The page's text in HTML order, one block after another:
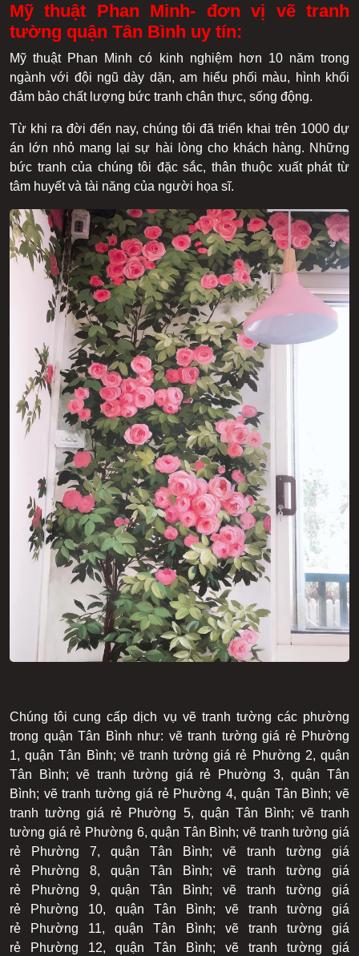
Mỹ thuật Phan Minh- đơn vị vẽ tranh
tường quận Tân Bình uy tín:
Mỹ thuật Phan Minh có kinh nghiệm hơn 10 năm trong
ngành với đội ngũ dày dặn, am hiểu phối màu, hình khối
đảm bảo chất lượng bức tranh chân thực, sống động.
Từ khi ra đời đến nay, chúng tôi đã triển khai trên 1000 dự
án lớn nhỏ mang lại sự hài lòng cho khách hàng. Những
bức tranh của chúng tôi đặc sắc, thân thuộc xuất phát từ
tâm huyết và tài năng của người họa sĩ.
Chúng tôi cung cấp dịch vụ vẽ tranh tường các phường
trong quận Tân Bình như: vẽ tranh tường giá rẻ Phường
1, quận Tân Bình; vẽ tranh tường giá rẻ Phường 2, quận
Tân Bình; vẽ tranh tường giá rẻ Phường 3, quận Tân
Bình; vẽ tranh tường giá rẻ Phường 4, quận Tân Bình; vẽ
tranh tường giá rẻ Phường 5, quận Tân Bình; vẽ tranh
tường giá rẻ Phường 6, quận Tân Bình; vẽ tranh tường giá
rẻ Phường 7, quận Tân Bình; vẽ tranh tường giá
rẻ Phường 8, quận Tân Bình; vẽ tranh tường giá
rẻ Phường 9, quận Tân Bình; vẽ tranh tường giá
rẻ Phường 10, quận Tân Bình; vẽ tranh tường giá
rẻ Phường 11, quận Tân Bình; vẽ tranh tường giá
rẻ Phường 12, quận Tân Bình; vẽ tranh tường giá